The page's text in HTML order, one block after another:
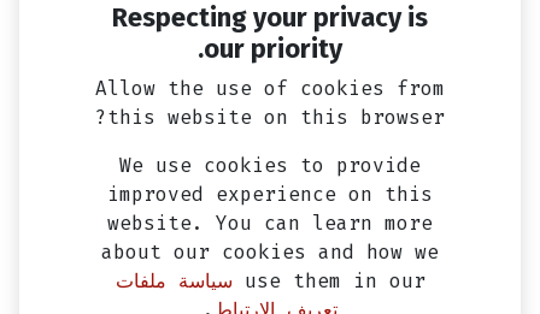
ملف كهرباء فيدل 3 وسيمفوني ST SYM
Respecting your privacy is
our priority.
Allow the use of cookies from
this website on this browser?
We use cookies to provide
improved experience on this
website. You can learn more
about our cookies and how we
use them in our سياسة ملفات